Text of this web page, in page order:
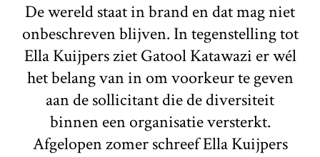
De wereld staat in brand en dat mag niet
onbeschreven blijven. In tegenstelling tot
Ella Kuijpers ziet Gatool Katawazi er wél
het belang van in om voorkeur te geven
aan de sollicitant die de diversiteit
binnen een organisatie versterkt.
Afgelopen zomer schreef Ella Kuijpers